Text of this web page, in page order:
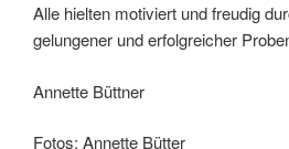
Alle hielten motiviert und freudig
gelungener und erfolgreicher
Annette Büttner
Fotos: Annette Bütter